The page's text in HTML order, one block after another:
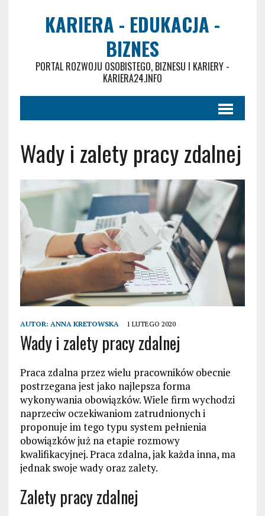
KARIERA - EDUKACJA -
BIZNES
PORTAL ROZWOJU OSOBISTEGO, BIZNESU I KARIERY -
KARIERA24.INFO
Wady i zalety pracy zdalnej
AUTOR: ANNA KRETOWSKA 1 LUTEGO 2020
Wady i zalety pracy zdalnej
Praca zdalna przez wielu pracowników obecnie
postrzegana jest jako najlepsza forma
wykonywania obowiązków. Wiele firm wychodzi
naprzeciw oczekiwaniom zatrudnionych i
proponuje im tego typu system pełnienia
obowiązków już na etapie rozmowy
kwalifikacyjnej. Praca zdalna, jak każda inna, ma
jednak swoje wady oraz zalety.
Zalety pracy zdalnej